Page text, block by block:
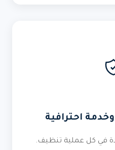
احترافية
في كل عملية تنظيف.